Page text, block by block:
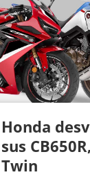
Honda
sus
Twin